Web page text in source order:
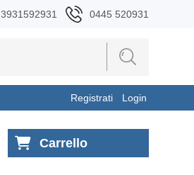
3931592931 0445 520931
Registrati Login
Carrello